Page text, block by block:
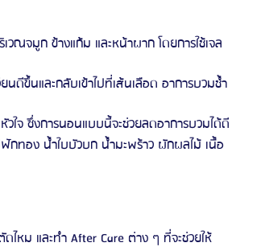
ณจมูก ข้างแก้ม และหน้าผาก โดยการใช้เจล
ดีขึ้นและกลับเข้าไปที่เส้นเลือด อาการบวมช้ำ
จ ซึ่งการนอนแบบนี้จะช่วยลดอาการบวมได้ดี
กทอง น้ำใบบัวบก น้ำมะพร้าว ผักผลไม้ เนื้อ
หม และทำ After Care ต่าง ๆ ที่จะช่วยให้